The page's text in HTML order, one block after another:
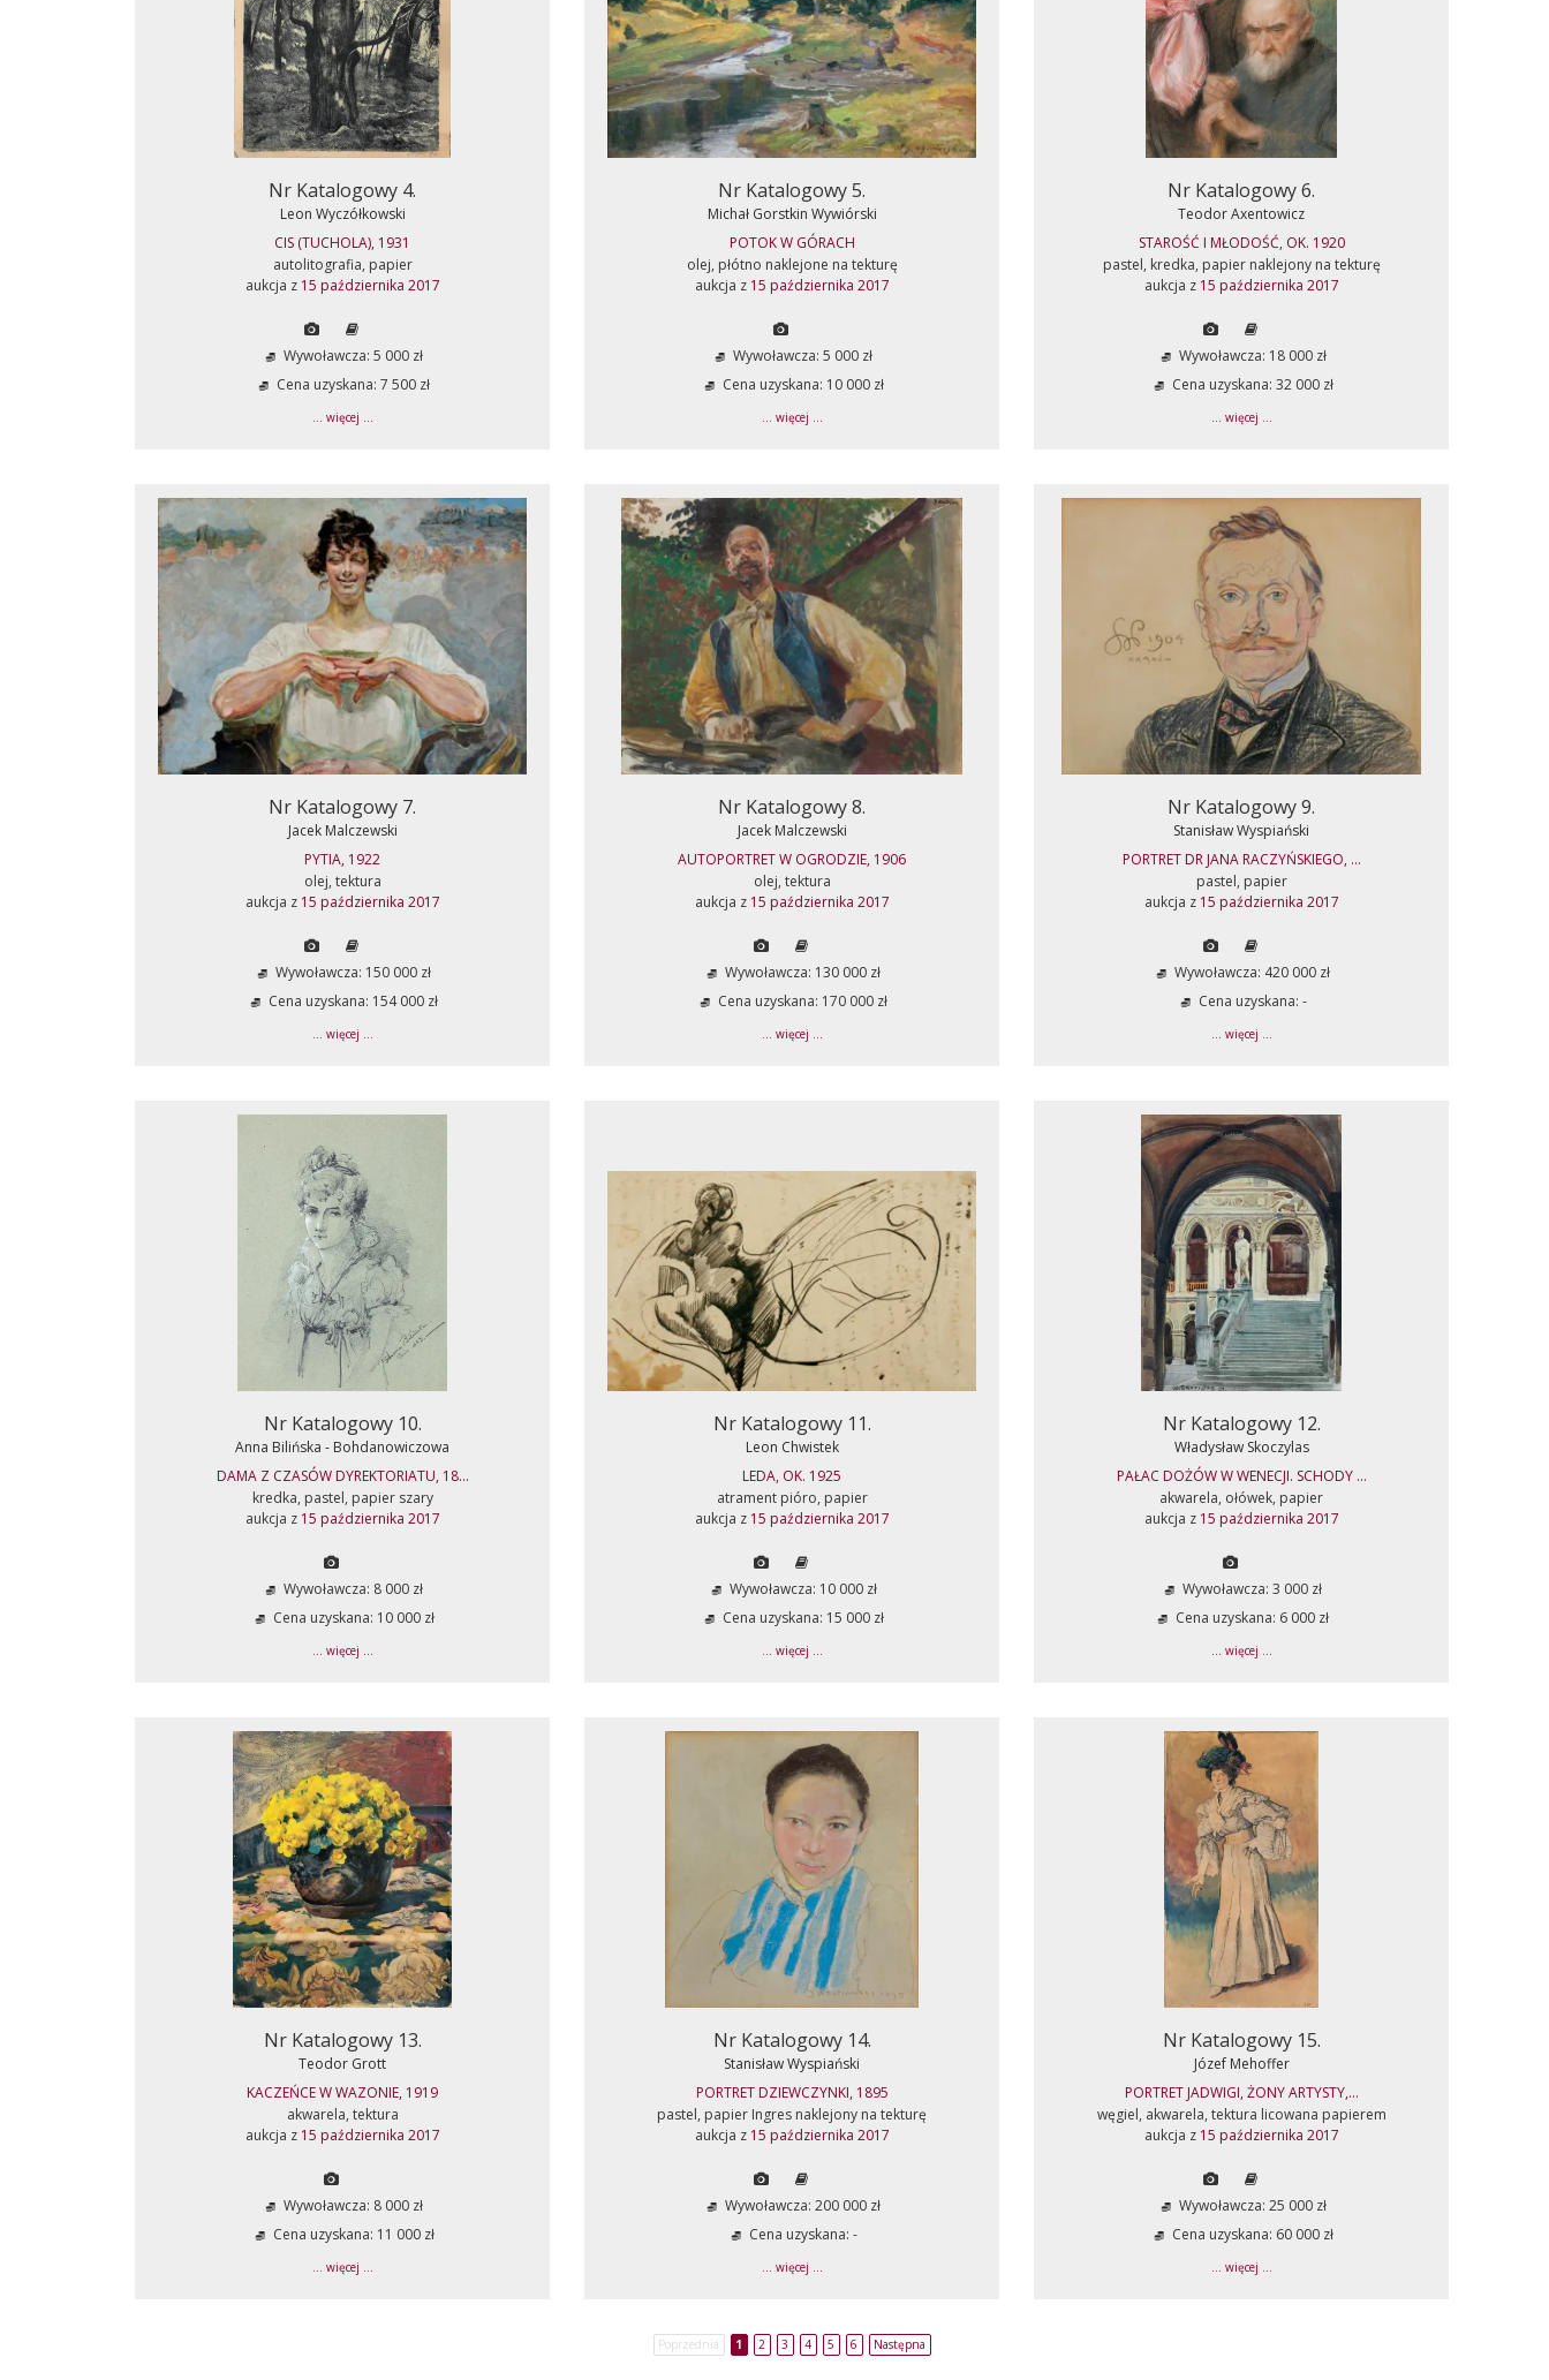
Nr Katalogowy 4.
Leon Wyczółkowski
CIS (TUCHOLA), 1931
autolitografia, papier
aukcja z 15 października 2017
Wywoławcza: 5 000 zł
Cena uzyskana: 7 500 zł
... więcej ...
Nr Katalogowy 5.
Michał Gorstkin Wywiórski
POTOK W GÓRACH
olej, płótno naklejone na tekturę
aukcja z 15 października 2017
Wywoławcza: 5 000 zł
Cena uzyskana: 10 000 zł
... więcej ...
Nr Katalogowy 6.
Teodor Axentowicz
STAROŚĆ I MŁODOŚĆ, OK. 1920
pastel, kredka, papier naklejony na tekturę
aukcja z 15 października 2017
Wywoławcza: 18 000 zł
Cena uzyskana: 32 000 zł
... więcej ...
Nr Katalogowy 7.
Jacek Malczewski
PYTIA, 1922
olej, tektura
aukcja z 15 października 2017
Wywoławcza: 150 000 zł
Cena uzyskana: 154 000 zł
... więcej ...
Nr Katalogowy 8.
Jacek Malczewski
AUTOPORTRET W OGRODZIE, 1906
olej, tektura
aukcja z 15 października 2017
Wywoławcza: 130 000 zł
Cena uzyskana: 170 000 zł
... więcej ...
Nr Katalogowy 9.
Stanisław Wyspiański
PORTRET DR JANA RACZYŃSKIEGO, ...
pastel, papier
aukcja z 15 października 2017
Wywoławcza: 420 000 zł
Cena uzyskana: -
... więcej ...
Nr Katalogowy 10.
Anna Bilińska - Bohdanowiczowa
DAMA Z CZASÓW DYREKTORIATU, 18...
kredka, pastel, papier szary
aukcja z 15 października 2017
Wywoławcza: 8 000 zł
Cena uzyskana: 10 000 zł
... więcej ...
Nr Katalogowy 11.
Leon Chwistek
LEDA, OK. 1925
atrament pióro, papier
aukcja z 15 października 2017
Wywoławcza: 10 000 zł
Cena uzyskana: 15 000 zł
... więcej ...
Nr Katalogowy 12.
Władysław Skoczylas
PAŁAC DOŻÓW W WENECJI. SCHODY ...
akwarela, ołówek, papier
aukcja z 15 października 2017
Wywoławcza: 3 000 zł
Cena uzyskana: 6 000 zł
... więcej ...
Nr Katalogowy 13.
Teodor Grott
KACZEŃCE W WAZONIE, 1919
akwarela, tektura
aukcja z 15 października 2017
Wywoławcza: 8 000 zł
Cena uzyskana: 11 000 zł
... więcej ...
Nr Katalogowy 14.
Stanisław Wyspiański
PORTRET DZIEWCZYNKI, 1895
pastel, papier Ingres naklejony na tekturę
aukcja z 15 października 2017
Wywoławcza: 200 000 zł
Cena uzyskana: -
... więcej ...
Nr Katalogowy 15.
Józef Mehoffer
PORTRET JADWIGI, ŻONY ARTYSTY,...
węgiel, akwarela, tektura licowana papierem
aukcja z 15 października 2017
Wywoławcza: 25 000 zł
Cena uzyskana: 60 000 zł
... więcej ...
Poprzednia 1 2 3 4 5 6 Następna